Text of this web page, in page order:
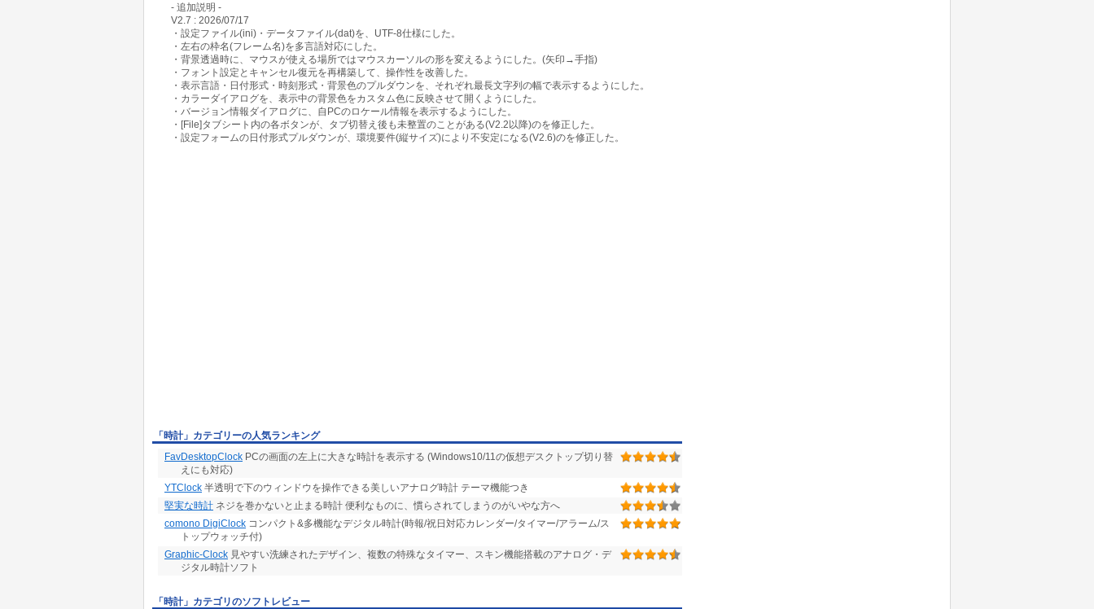
- 追加説明 -
V2.7 : 2026/07/17
・設定ファイル(ini)・データファイル(dat)を、UTF-8仕様にした。
・左右の枠名(フレーム名)を多言語対応にした。
・背景透過時に、マウスが使える場所ではマウスカーソルの形を変えるようにした。(矢印→手指)
・フォント設定とキャンセル復元を再構築して、操作性を改善した。
・表示言語・日付形式・時刻形式・背景色のプルダウンを、それぞれ最長文字列の幅で表示するようにした。
・カラーダイアログを、表示中の背景色をカスタム色に反映させて開くようにした。
・バージョン情報ダイアログに、自PCのロケール情報を表示するようにした。
・[File]タブシート内の各ボタンが、タブ切替え後も未整置のことがある(V2.2以降)のを修正した。
・設定フォームの日付形式プルダウンが、環境要件(縦サイズ)により不安定になる(V2.6)のを修正した。
「時計」カテゴリーの人気ランキング
FavDesktopClock PCの画面の左上に大きな時計を表示する (Windows10/11の仮想デスクトップ切り替
えにも対応)
YTClock 半透明で下のウィンドウを操作できる美しいアナログ時計 テーマ機能つき
堅実な時計 ネジを巻かないと止まる時計 便利なものに、慣らされてしまうのがいやな方へ
comono DigiClock コンパクト&多機能なデジタル時計(時報/祝日対応カレンダー/タイマー/アラーム/ス
トップウォッチ付)
Graphic-Clock 見やすい洗練されたデザイン、複数の特殊なタイマー、スキン機能搭載のアナログ・デ
ジタル時計ソフト
「時計」カテゴリのソフトレビュー